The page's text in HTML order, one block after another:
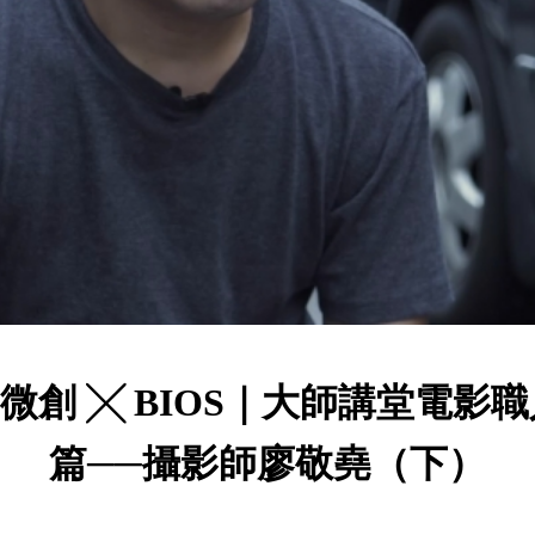
創 ╳ BIOS｜大師講堂電影
篇──攝影師廖敬堯（下）